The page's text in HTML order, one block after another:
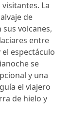
La
de
volcanes,
entre
espectáculo
se
y una
el viajero
de hielo y